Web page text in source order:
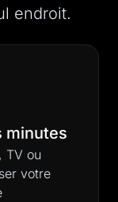
endroit.
minutes
TV ou
votre